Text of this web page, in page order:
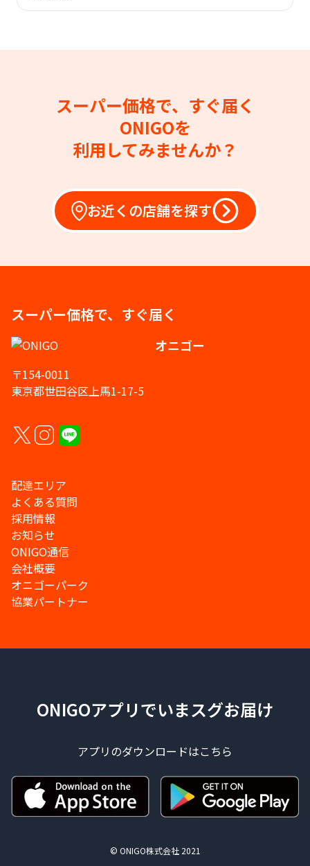
スーパー価格で、すぐ届く
ONIGOを
利用してみませんか？
お近くの店舗を探す
スーパー価格で、すぐ届く
オニゴー
〒154-0011
東京都世田谷区上馬1-17-5
配達エリア
よくある質問
採用情報
お知らせ
ONIGO通信
会社概要
オニゴーパーク
協業パートナー
ONIGOアプリでいまスグお届け
アプリのダウンロードはこちら
© ONIGO株式会社 2021